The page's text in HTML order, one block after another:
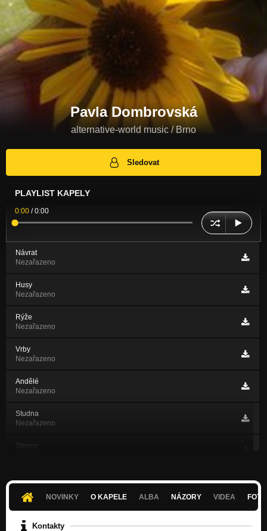
Pavla Dombrovská
alternative-world music / Brno
Sledovat
PLAYLIST KAPELY
0:00 /0:00
Návrat
Nezařazeno
Husy
Nezařazeno
Rýže
Nezařazeno
Vrby
Nezařazeno
Andělé
Nezařazeno
Studna
Nezařazeno
Stromy
Kra
Nezařazeno
NOVINKY O KAPELE ALBA NÁZORY VIDEA
Kontakty